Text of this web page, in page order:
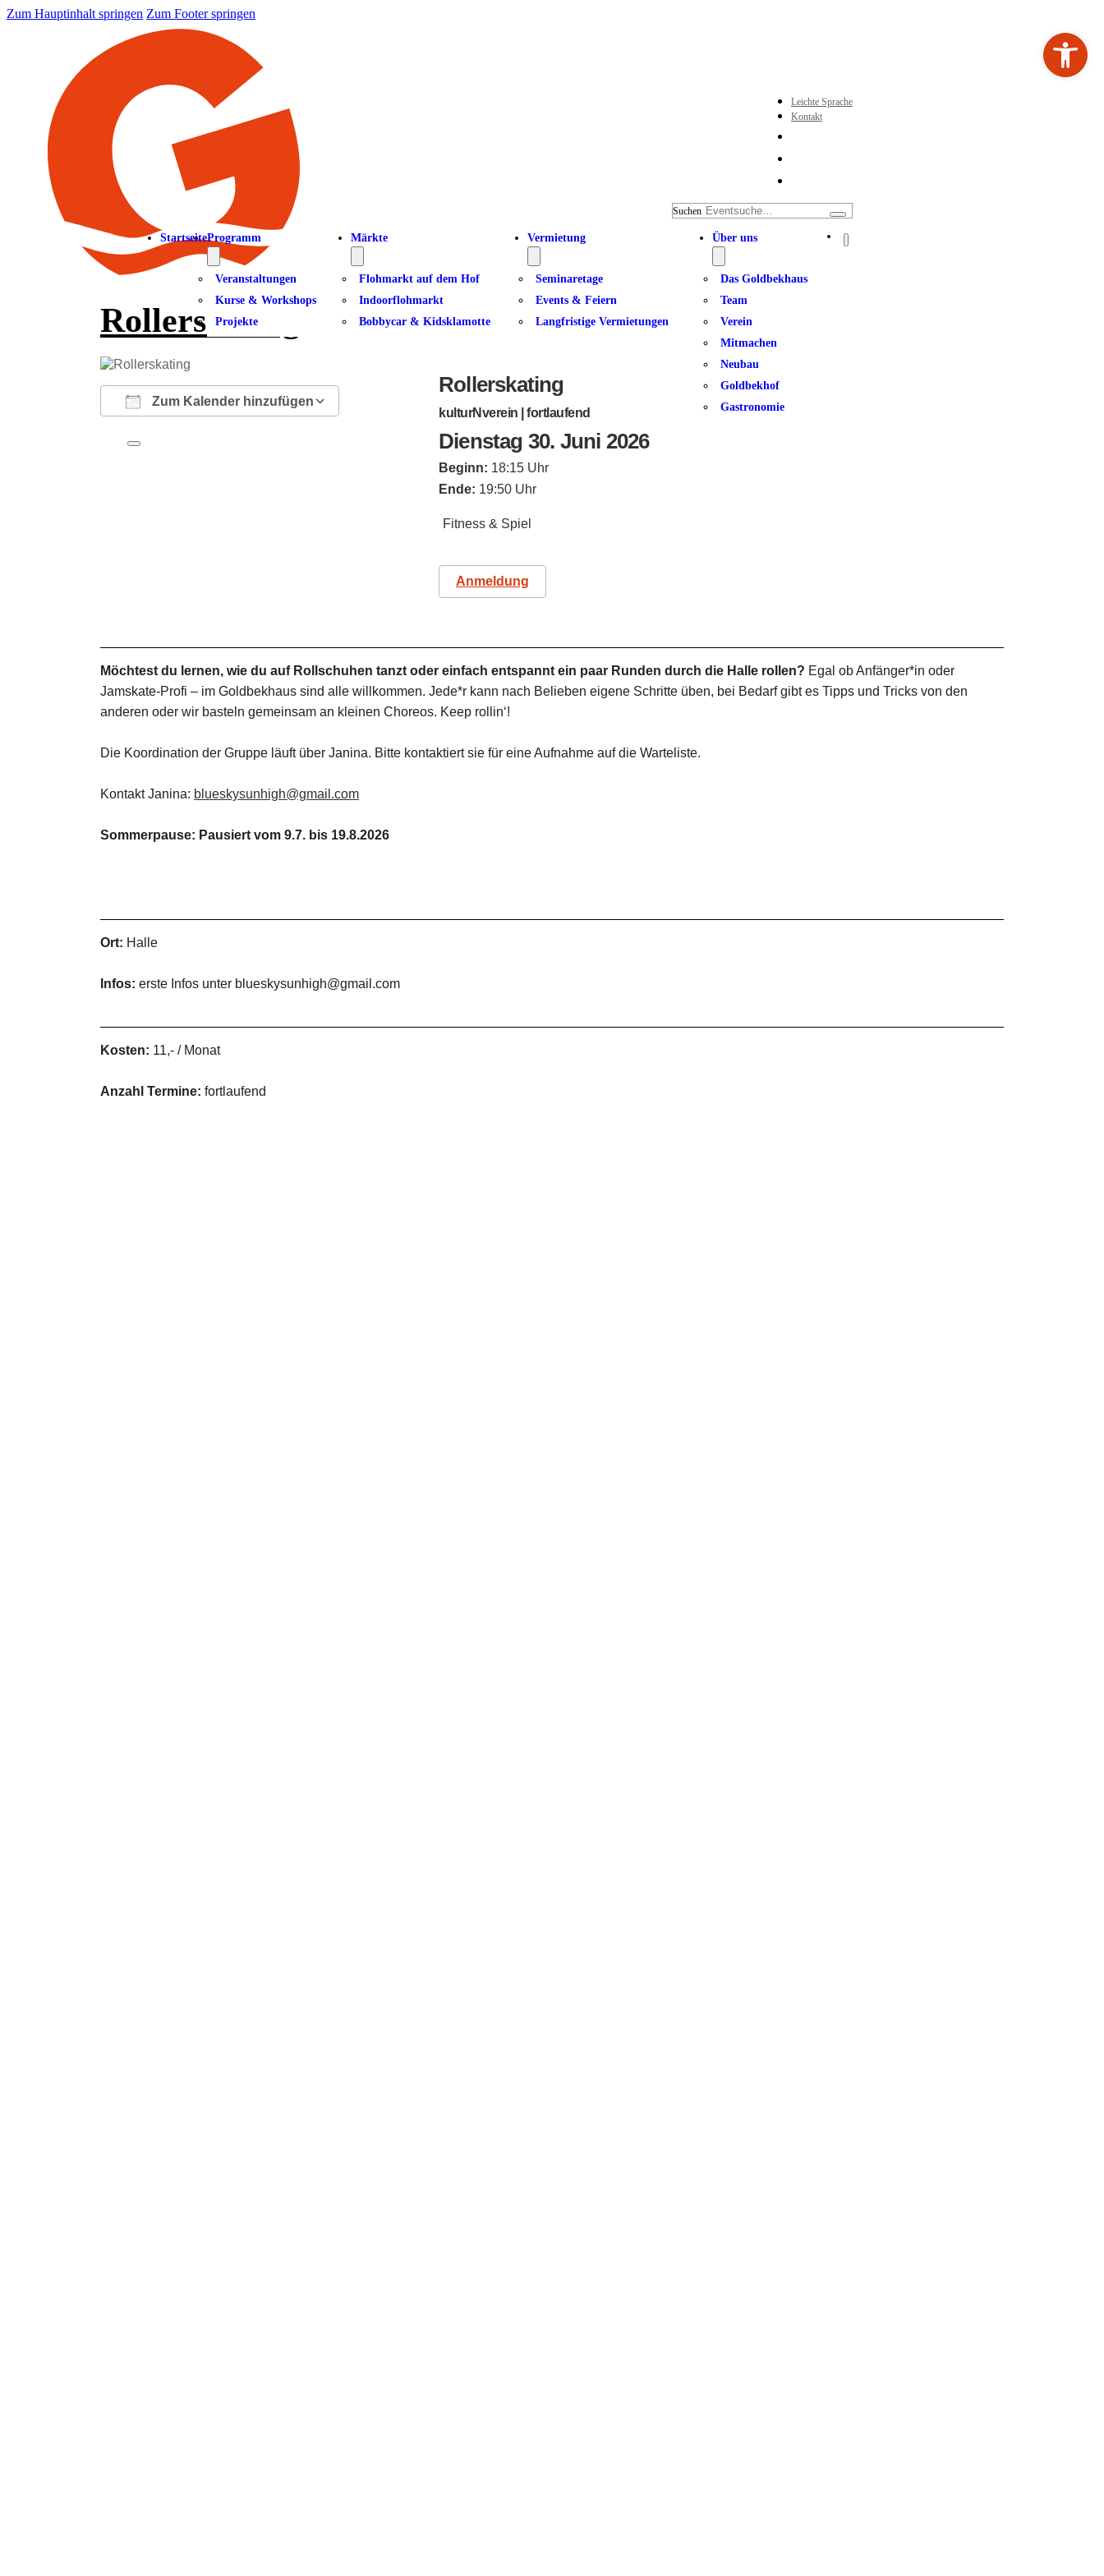
Zum Hauptinhalt springen Zum Footer springen
Leichte Sprache
Kontakt
Suchen
StartseiteProgramm
Veranstaltungen
Kurse & Workshops
Projekte
Märkte
Flohmarkt auf dem Hof
Indoorflohmarkt
Bobbycar & Kidsklamotte
Vermietung
Seminaretage
Events & Feiern
Langfristige Vermietungen
Über uns
Das Goldbekhaus
Team
Verein
Mitmachen
Neubau
Goldbekhof
Gastronomie
Rollerskating
Zum Kalender hinzufügen
ICS herunterladen
Rollerskating
kulturNverein | fortlaufend
Dienstag 30. Juni 2026
Beginn: 18:15 Uhr
Ende: 19:50 Uhr
Fitness & Spiel
Anmeldung
Möchtest du lernen, wie du auf Rollschuhen tanzt oder einfach entspannt ein paar Runden durch die Halle rollen? Egal ob Anfänger*in oder
Jamskate-Profi – im Goldbekhaus sind alle willkommen. Jede*r kann nach Belieben eigene Schritte üben, bei Bedarf gibt es Tipps und Tricks von den
anderen oder wir basteln gemeinsam an kleinen Choreos. Keep rollin‘!
Die Koordination der Gruppe läuft über Janina. Bitte kontaktiert sie für eine Aufnahme auf die Warteliste.
Kontakt Janina: blueskysunhigh@gmail.com
Sommerpause: Pausiert vom 9.7. bis 19.8.2026
Ort: Halle
Infos: erste Infos unter blueskysunhigh@gmail.com
Kosten: 11,- / Monat
Anzahl Termine: fortlaufend